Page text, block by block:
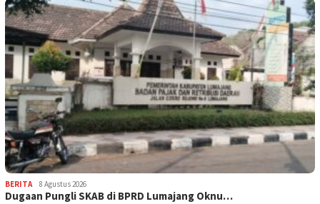
BERITA 8 Agustus 2026
Dugaan Pungli SKAB di BPRD Lumajang Oknu…